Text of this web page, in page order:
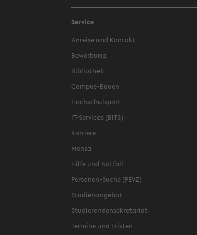
Service
Anreise und Kontakt
Bewerbung
Bibliothek
Campus-Bauen
Hochschulsport
IT-Services (BITS)
Karriere
Mensa
Hilfe und Notfall
Personen-Suche (PEVZ)
Studienangebot
Studierendensekretariat
Termine und Fristen